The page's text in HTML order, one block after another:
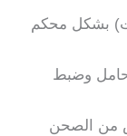
بشكل محكم
وضبط
من الصحن